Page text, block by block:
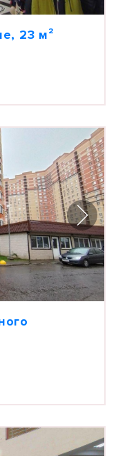
23 м²